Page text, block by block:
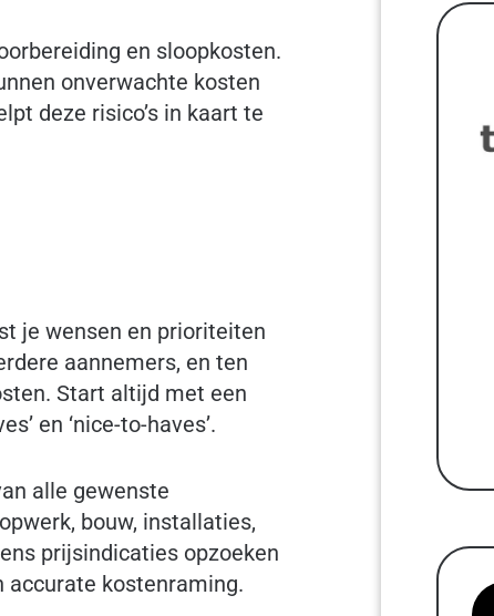
en sloopkosten.
onverwachte kosten
deze risico’s in kaart te
je wensen en prioriteiten
aannemers, en ten
Start altijd met een
en ‘nice-to-haves’.
alle gewenste
bouw, installaties,
prijsindicaties opzoeken
accurate kostenraming.